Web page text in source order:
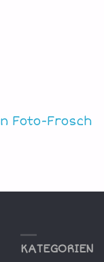
Foto-Frosch
KATEGORIEN